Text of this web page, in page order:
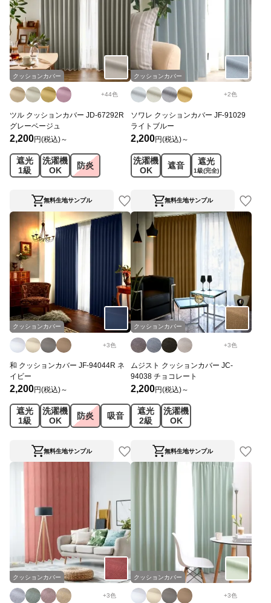
クッションカバー
+44色
ツル クッションカバー JD-67292R
グレーベージュ
2,200円(税込)～
遮光
1級
洗濯機
OK
防炎
無料生地サンプル
クッションカバー
+2色
ソワレ クッションカバー JF-91029
ライトブルー
2,200円(税込)～
洗濯機
OK
遮音 遮光
1級(完全)
無料生地サンプル
クッションカバー
+3色
和 クッションカバー JF-94044R ネ
イビー
2,200円(税込)～
遮光
1級
洗濯機
OK
防炎 吸音
無料生地サンプル
クッションカバー
+3色
ムジスト クッションカバー JC-
94038 チョコレート
2,200円(税込)～
遮光
2級
洗濯機
OK
無料生地サンプル
クッションカバー
+3色
クッションカバー
+3色